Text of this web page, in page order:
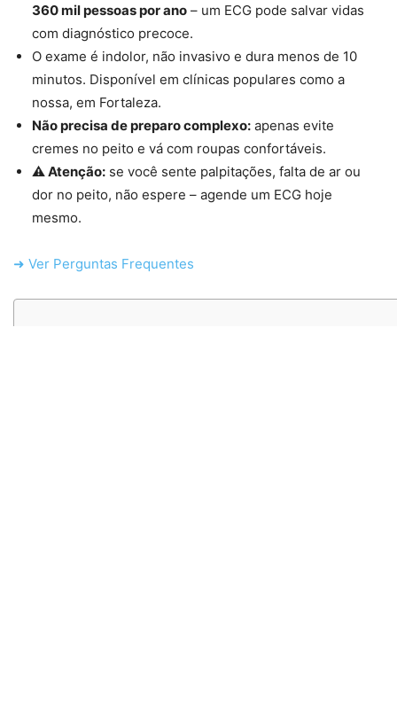
360 mil pessoas por ano – um ECG pode salvar vidas
com diagnóstico precoce.
O exame é indolor, não invasivo e dura menos de 10
minutos. Disponível em clínicas populares como a
nossa, em Fortaleza.
Não precisa de preparo complexo: apenas evite
cremes no peito e vá com roupas confortáveis.
⚠ Atenção: se você sente palpitações, falta de ar ou
dor no peito, não espere – agende um ECG hoje
mesmo.
➜ Ver Perguntas Frequentes